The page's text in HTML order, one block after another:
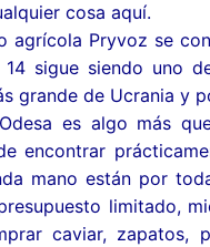
Odesa
cosa aquí.
agrícola Pryvoz se
sigue siendo uno
grande de Ucrania y
es algo más
encontrar
mano están por
limitado,
caviar,